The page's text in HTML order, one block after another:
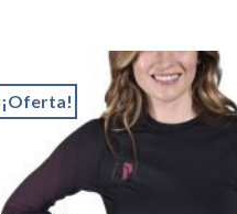
¡Oferta!